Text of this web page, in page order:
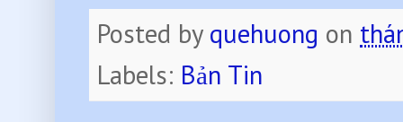
Posted by quehuong on
Labels: Bản Tin